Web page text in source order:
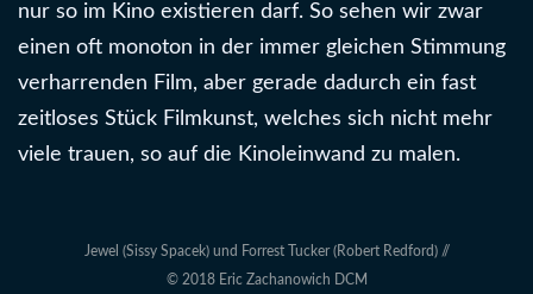
nur so im Kino existieren darf. So sehen wir zwar
einen oft monoton in der immer gleichen Stimmung
verharrenden Film, aber gerade dadurch ein fast
zeitloses Stück Filmkunst, welches sich nicht mehr
viele trauen, so auf die Kinoleinwand zu malen.
Jewel (Sissy Spacek) und Forrest Tucker (Robert Redford) //
© 2018 Eric Zachanowich DCM